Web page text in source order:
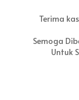
Terima
Semoga
Untuk